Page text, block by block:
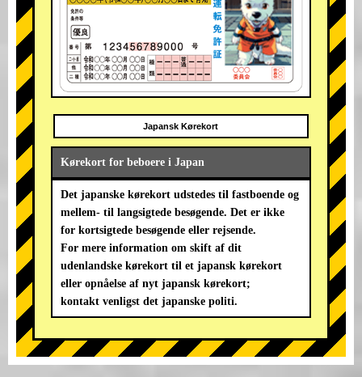
Japansk Kørekort
Kørekort for beboere i Japan
Det japanske kørekort udstedes til fastboende og
mellem- til langsigtede besøgende. Det er ikke
for kortsigtede besøgende eller rejsende.
For mere information om skift af dit
udenlandske kørekort til et japansk kørekort
eller opnåelse af nyt japansk kørekort;
kontakt venligst det japanske politi.